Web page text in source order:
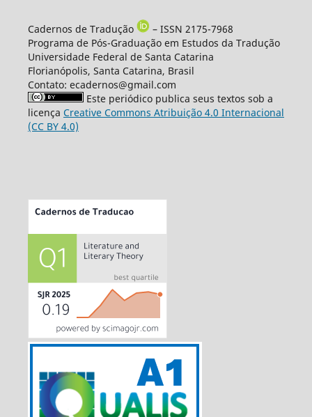
Cadernos de Tradução
– ISSN 2175-7968
Programa de Pós-Graduação em Estudos da Tradução
Universidade Federal de Santa Catarina
Florianópolis, Santa Catarina, Brasil
Contato: ecadernos@gmail.com
Este periódico publica seus textos sob a
licença Creative Commons Atribuição 4.0 Internacional
(CC BY 4.0)